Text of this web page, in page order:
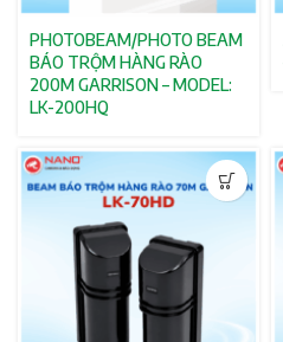
PHOTOBEAM/PHOTO BEAM
BÁO TRỘM HÀNG RÀO
200M GARRISON – MODEL:
LK-200HQ